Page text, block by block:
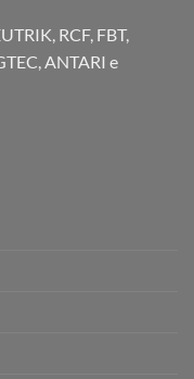
RCF, FBT,
ANTARI e